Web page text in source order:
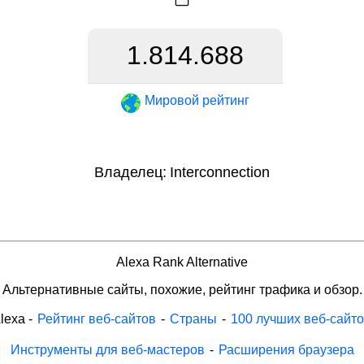
1.814.688
Мировой рейтинг
Владелец: Interconnection
Alexa Rank Alternative
Альтернативные сайты, похожие, рейтинг трафика и обзор.
- Рейтинг веб-сайтов - Страны - 100 лучших веб-
Инструменты для веб-мастеров - Расширения браузера